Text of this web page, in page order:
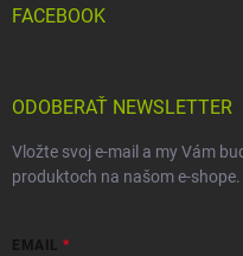
FACEBOOK
ODOBERAŤ NEWSLETTER
Vložte svoj e-mail a my Vám
produktoch na našom e-shope.
EMAIL